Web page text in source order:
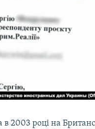
в 2003 році на